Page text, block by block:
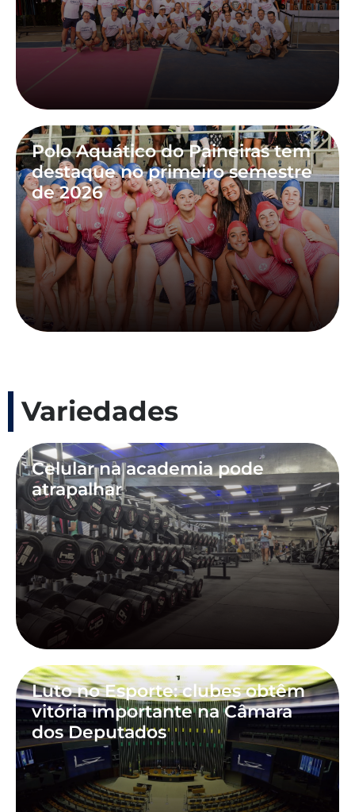
Polo Aquático do Paineiras tem
destaque no primeiro semestre
de 2026
Variedades
Celular na academia pode
atrapalhar
Luto no Esporte: clubes obtêm
vitória importante na Câmara
dos Deputados